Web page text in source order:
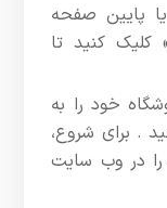
یا پایین صفحه
کلیک کنید تا
خود را به
. برای شروع،
در وب سایت